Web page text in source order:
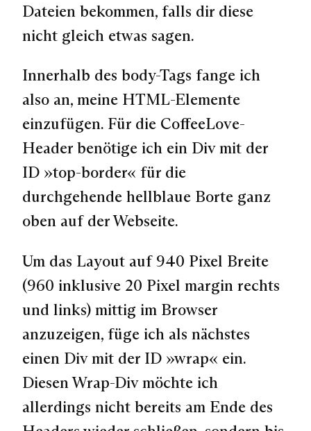
Dateien bekommen, falls dir diese
nicht gleich etwas sagen.
Innerhalb des body-Tags fange ich
also an, meine HTML-Elemente
einzufügen. Für die CoffeeLove-
Header benötige ich ein Div mit der
ID »top-border« für die
durchgehende hellblaue Borte ganz
oben auf der Webseite.
Um das Layout auf 940 Pixel Breite
(960 inklusive 20 Pixel margin rechts
und links) mittig im Browser
anzuzeigen, füge ich als nächstes
einen Div mit der ID »wrap« ein.
Diesen Wrap-Div möchte ich
allerdings nicht bereits am Ende des